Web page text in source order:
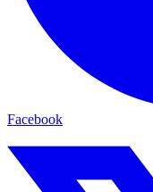
Facebook